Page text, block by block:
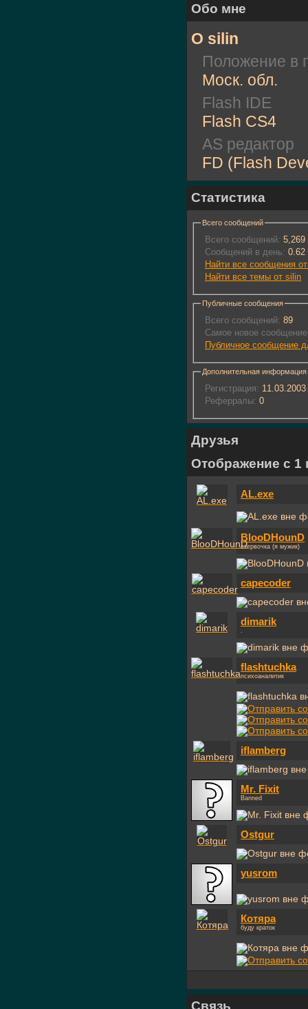
Обо мне
О silin
Положение в
Моск. обл.
Flash IDE
Flash CS4
AS редактор
FD (Flash
Статистика
Всего сообщений
Всего сообщений: 5,269
Сообщений в день: 0.62
Найти все сообщения
Найти все темы от silin
Публичные сообщения
Всего сообщений: 89
Самое новое
Публичное сообщение
Дополнительная информация
Регистрация: 11.03.2003
Реферралы: 0
Друзья
Отображение с 1
AL.exe
BlooDHounD
стервочка (я мужик)
capecoder
dimarik
flashtuchka
психоаналитик
iflamberg
Mr. Fixit
Banned
Ostgur
yusrom
Котяра
буду краток
Связь